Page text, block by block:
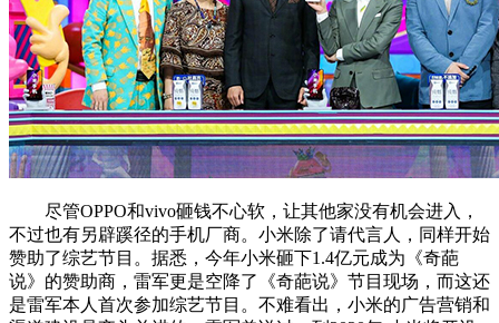
尽管OPPO和vivo砸钱不心软，让其他家没有机会进入，
不过也有另辟蹊径的手机厂商。小米除了请代言人，同样开始
赞助了综艺节目。据悉，今年小米砸下1.4亿元成为《奇葩
说》的赞助商，雷军更是空降了《奇葩说》节目现场，而这还
是雷军本人首次参加综艺节目。不难看出，小米的广告营销和